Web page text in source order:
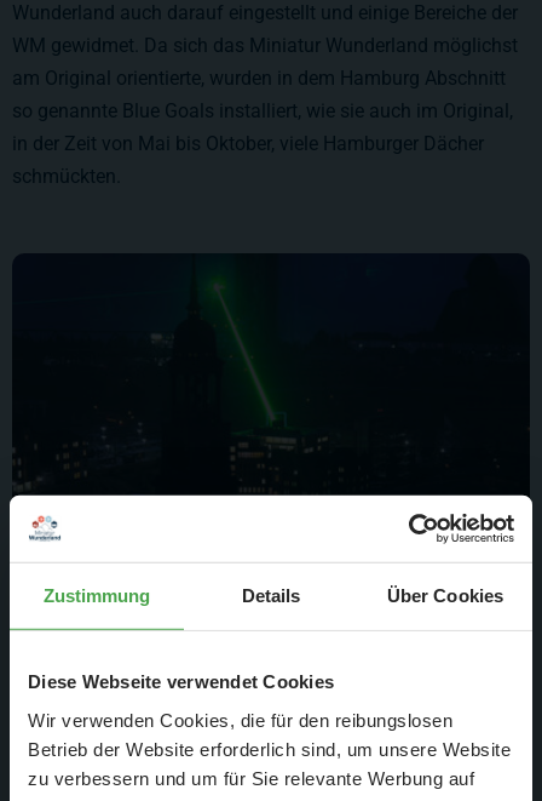
Zustimmung Details Über Cookies
Diese Webseite verwendet Cookies
Wir verwenden Cookies, die für den reibungslosen
Betrieb der Website erforderlich sind, um unsere Website
zu verbessern und um für Sie relevante Werbung auf
Wunderland auch darauf eingestellt und einige Bereiche der
WM gewidmet. Da sich das Miniatur Wunderland möglichst
am Original orientierte, wurden in dem Hamburg Abschnitt
so genannte Blue Goals installiert, wie sie auch im Original,
in der Zeit von Mai bis Oktober, viele Hamburger Dächer
schmückten.
Zusätzlich wurden einige Tore mit einem Laser optisch